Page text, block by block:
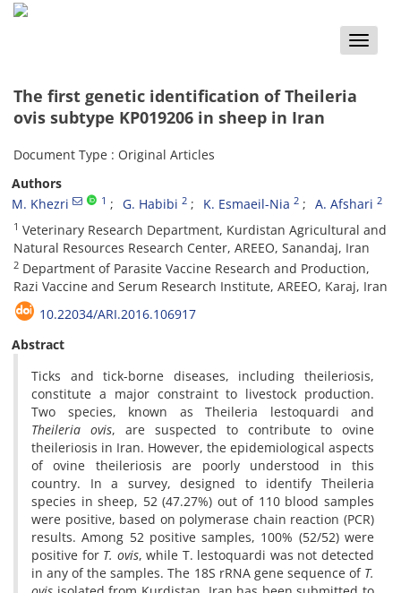
Toggle
The first genetic identification of Theileria
ovis subtype KP019206 in sheep in Iran
Document Type : Original Articles
Authors
M. Khezri
1 G. Habibi 2 K. Esmaeil-Nia 2 A. Afshari 2
1 Veterinary Research Department, Kurdistan Agricultural and
Natural Resources Research Center, AREEO, Sanandaj, Iran
2 Department of Parasite Vaccine Research and Production,
Razi Vaccine and Serum Research Institute, AREEO, Karaj, Iran
10.22034/ARI.2016.106917
Abstract
Ticks and tick-borne diseases, including theileriosis,
constitute a major constraint to livestock production.
Two species, known as Theileria lestoquardi and
Theileria ovis, are suspected to contribute to ovine
theileriosis in Iran. However, the epidemiological aspects
of ovine theileriosis are poorly understood in this
country. In a survey, designed to identify Theileria
species in sheep, 52 (47.27%) out of 110 blood samples
were positive, based on polymerase chain reaction (PCR)
results. Among 52 positive samples, 100% (52/52) were
positive for T. ovis, while T. lestoquardi was not detected
in any of the samples. The 18S rRNA gene sequence of T.